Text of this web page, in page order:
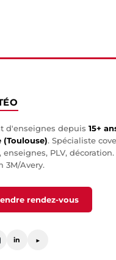
d'enseignes depuis 15+
. Spécialiste
enseignes, PLV,
3M/Avery.
rendez-vous
in ▶